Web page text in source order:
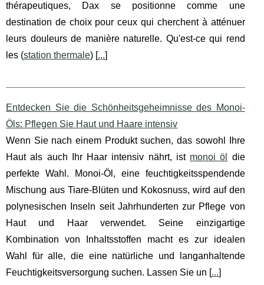
thérapeutiques, Dax se positionne comme une
destination de choix pour ceux qui cherchent à atténuer
leurs douleurs de manière naturelle. Qu'est-ce qui rend
les (station thermale) [...]
Entdecken Sie die Schönheitsgeheimnisse des Monoi-
Öls: Pflegen Sie Haut und Haare intensiv
Wenn Sie nach einem Produkt suchen, das sowohl Ihre
Haut als auch Ihr Haar intensiv nährt, ist monoi öl
die
perfekte Wahl. Monoi-Öl, eine feuchtigkeitsspendende
Mischung aus Tiare-Blüten und Kokosnuss, wird auf den
polynesischen Inseln seit Jahrhunderten zur Pflege von
Haut und Haar verwendet. Seine einzigartige
Kombination von Inhaltsstoffen macht es zur idealen
Wahl für alle, die eine natürliche und langanhaltende
Feuchtigkeitsversorgung suchen. Lassen Sie un [...]